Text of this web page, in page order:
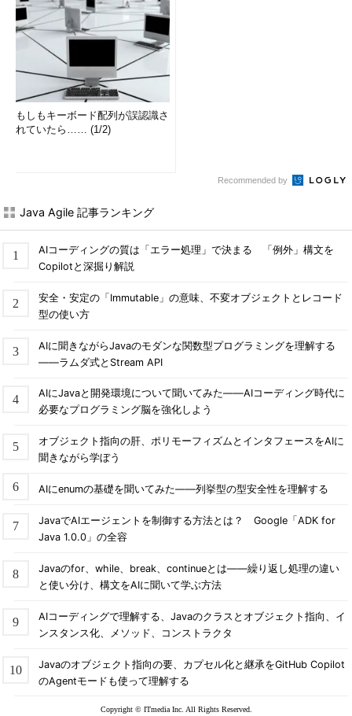
もしもキーボード配列が誤認識さ
れていたら…… (1/2)
Recommended by
Java Agile 記事ランキング
AIコーディングの質は「エラー処理」で決まる 「例外」構文を
Copilotと深掘り解説
安全・安定の「Immutable」の意味、不変オブジェクトとレコード
型の使い方
AIに聞きながらJavaのモダンな関数型プログラミングを理解する
――ラムダ式とStream API
AIにJavaと開発環境について聞いてみた――AIコーディング時代に
必要なプログラミング脳を強化しよう
オブジェクト指向の肝、ポリモーフィズムとインタフェースをAIに
聞きながら学ぼう
AIにenumの基礎を聞いてみた――列挙型の型安全性を理解する
JavaでAIエージェントを制御する方法とは？ Google「ADK for
Java 1.0.0」の全容
Javaのfor、while、break、continueとは――繰り返し処理の違い
と使い分け、構文をAIに聞いて学ぶ方法
AIコーディングで理解する、Javaのクラスとオブジェクト指向、イ
ンスタンス化、メソッド、コンストラクタ
Javaのオブジェクト指向の要、カプセル化と継承をGitHub Copilot
のAgentモードも使って理解する
Copyright © ITmedia Inc. All Rights Reserved.